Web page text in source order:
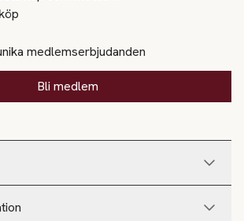
medlemserbjudanden
Bli medlem